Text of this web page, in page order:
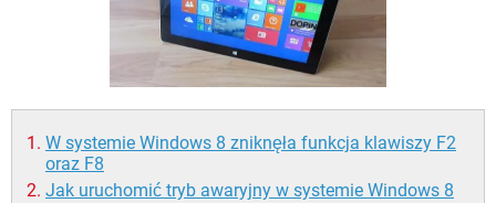
W systemie Windows 8 zniknęła funkcja klawiszy F2
oraz F8
Jak uruchomić tryb awaryjny w systemie Windows 8